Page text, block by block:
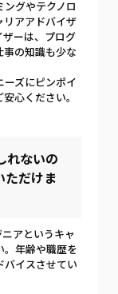
グやテクノロ
リアアドバイザ
ザーは、プログ
事の知識も少な
ーズにピンポイ
心ください。
れないの
ただけま
アというキャ
。年齢や職歴を
バイスさせてい